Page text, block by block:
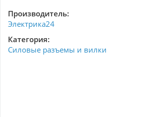
Производитель:
Электрика24
Категория:
Силовые разъемы и вилки